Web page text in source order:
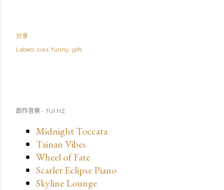
分享
Labels: cool funny gifs
創作音樂 - TUI HZ
Midnight Toccata
Tainan Vibes
Wheel of Fate
Scarlet Eclipse Piano
Skyline Lounge